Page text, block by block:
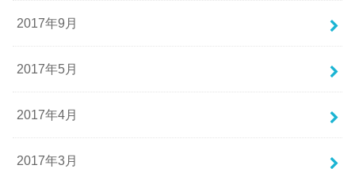
2017年9月
2017年5月
2017年4月
2017年3月